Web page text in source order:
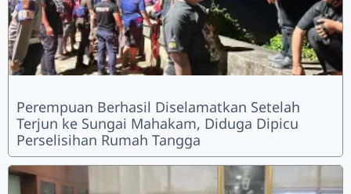
Perempuan Berhasil Diselamatkan Setelah
Terjun ke Sungai Mahakam, Diduga Dipicu
Perselisihan Rumah Tangga